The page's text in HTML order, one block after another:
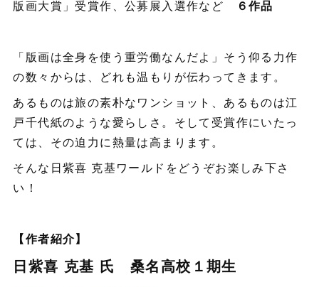
版画大賞」受賞作、公募展入選作など ６作品
「版画は全身を使う重労働なんだよ」そう仰る力作
の数々からは、どれも温もりが伝わってきます。
あるものは旅の素朴なワンショット、あるものは江
戸千代紙のような愛らしさ。そして受賞作にいたっ
ては、その迫力に熱量は高まります。
そんな日紫喜 克基ワールドをどうぞお楽しみ下さ
い！
【作者紹介】
日紫喜 克基 氏 桑名高校１期生